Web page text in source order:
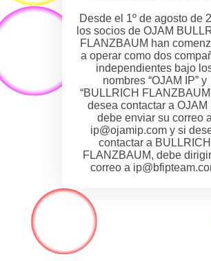
Desde el 1º de agosto de
los socios de OJAM
FLANZBAUM han
a operar como dos
independientes bajo
nombres “OJAM IP” y
“BULLRICH
desea contactar a OJAM
debe enviar su correo
ip@ojamip.com y si
contactar a BULLRICH
FLANZBAUM, debe
correo a